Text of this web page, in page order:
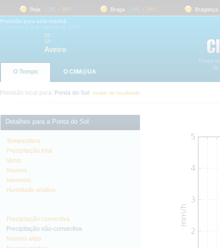
Beja 17 ºC- 36 ºC Braga 19 ºC- 29 ºC Bragança
Previsão para esta manhã
25
18
Aveiro
O Tempo O CliM@UA
Previsão local para: Ponta do Sol mudar de localidade
Detalhes para a Ponta do Sol
Temperatura
Precipitação total
Vento
Nuvens
Nevoeiro
Humidade relativa
Precipitação convectiva
Precipitação não-convectiva
Nuvens altas